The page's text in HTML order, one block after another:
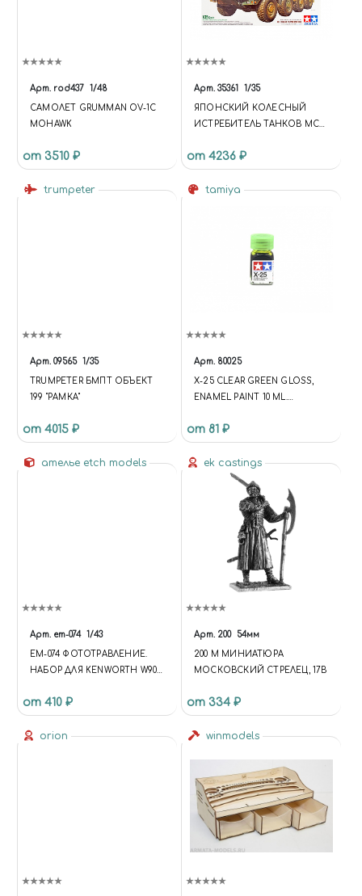
Арт. rod437 1/48
САМОЛЕТ GRUMMAN OV-1C
MOHAWK
от 3510 ₽
Арт. 35361 1/35
ЯПОНСКИЙ КОЛЕСНЫЙ
ИСТРЕБИТЕЛЬ ТАНКОВ MCV
(1:35)
от 4236 ₽
trumpeter
Арт. 09565 1/35
TRUMPETER БМПТ ОБЪЕКТ
199 "РАМКА"
от 4015 ₽
tamiya
Арт. 80025
X-25 CLEAR GREEN GLOSS,
ENAMEL PAINT 10 ML.
ГЛЯНЦЕВЫЙ)
от 81 ₽
ателье etch models
Арт. em-074 1/43
EM-074 ФОТОТРАВЛЕНИЕ.
НАБОР ДЛЯ KENWORTH W900
от 410 ₽
ek castings
Арт. 200 54мм
200 M МИНИАТЮРА
МОСКОВСКИЙ СТРЕЛЕЦ, 17В
от 334 ₽
orion winmodels